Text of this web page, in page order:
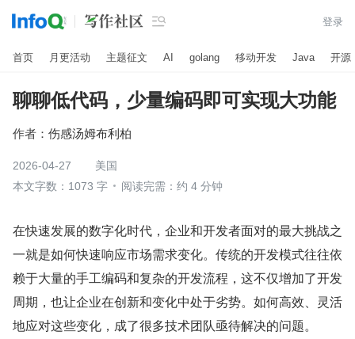
 登录
首页 月更活动 主题征文 AI golang 移动开发 Java 开源
聊聊低代码，少量编码即可实现大功能
作者： 伤感汤姆布利柏
2026-04-27
美国
本文字数：1073 字
阅读完需：约 4 分钟
在快速发展的数字化时代，企业和开发者面对的最大挑战之
一就是如何快速响应市场需求变化。传统的开发模式往往依
赖于大量的手工编码和复杂的开发流程，这不仅增加了开发
周期，也让企业在创新和变化中处于劣势。如何高效、灵活
地应对这些变化，成了很多技术团队亟待解决的问题。